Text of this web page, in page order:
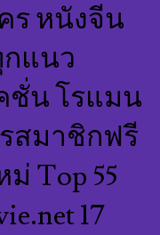
ร หนังจีน
แนว
ชั่น โรแมน
สมาชิกฟรี
Top 55
17